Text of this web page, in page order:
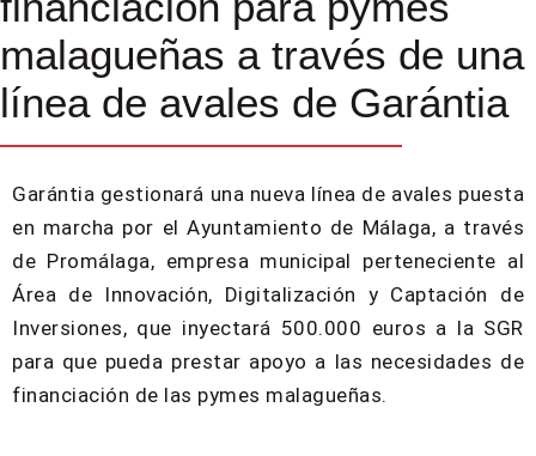
malagueñas a través de una
línea de avales de Garántia
Garántia gestionará una nueva línea de avales puesta
en marcha por el Ayuntamiento de Málaga, a través
de Promálaga, empresa municipal perteneciente al
Área de Innovación, Digitalización y Captación de
Inversiones, que inyectará 500.000 euros a la SGR
para que pueda prestar apoyo a las necesidades de
financiación de las pymes malagueñas.